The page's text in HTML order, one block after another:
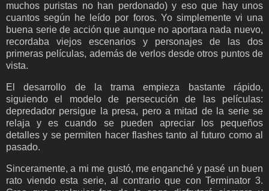
muchos puristas no han perdonado) y eso que hay unos
cuantos según he leído por foros. Yo simplemente vi una
buena serie de acción que aunque no aportara nada nuevo,
recordaba viejos escenarios y personajes de las dos
primeras películas, además de verlos desde otros puntos de
vista.
El desarrollo de la trama empieza bastante rápido,
siguiendo el modelo de persecución de las películas:
depredador persigue la presa, pero a mitad de la serie se
relaja y es cuando se pueden apreciar los pequeños
detalles y se permiten hacer flashes tanto al futuro como al
pasado.
Sinceramente, a mi me gustó, me enganché y pasé un buen
rato viendo esta serie, al contrario que con Terminator 3.